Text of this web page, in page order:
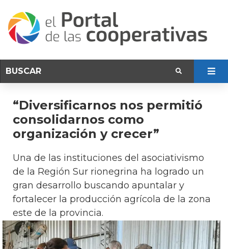
“Diversificarnos nos permitió
consolidarnos como
organización y crecer”
Una de las instituciones del asociativismo
de la Región Sur rionegrina ha logrado un
gran desarrollo buscando apuntalar y
fortalecer la producción agrícola de la zona
este de la provincia.